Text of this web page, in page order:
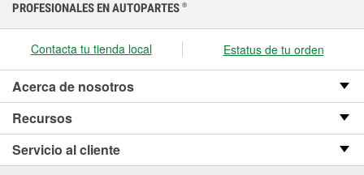
PROFESIONALES EN AUTOPARTES ®
Contacta tu tienda local Estatus de tu orden
Acerca de nosotros
Recursos
Servicio al cliente